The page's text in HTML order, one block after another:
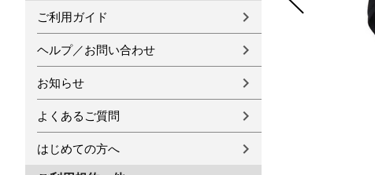
ご利用ガイド
ヘルプ／お問い合わせ
お知らせ
よくあるご質問
はじめての方へ